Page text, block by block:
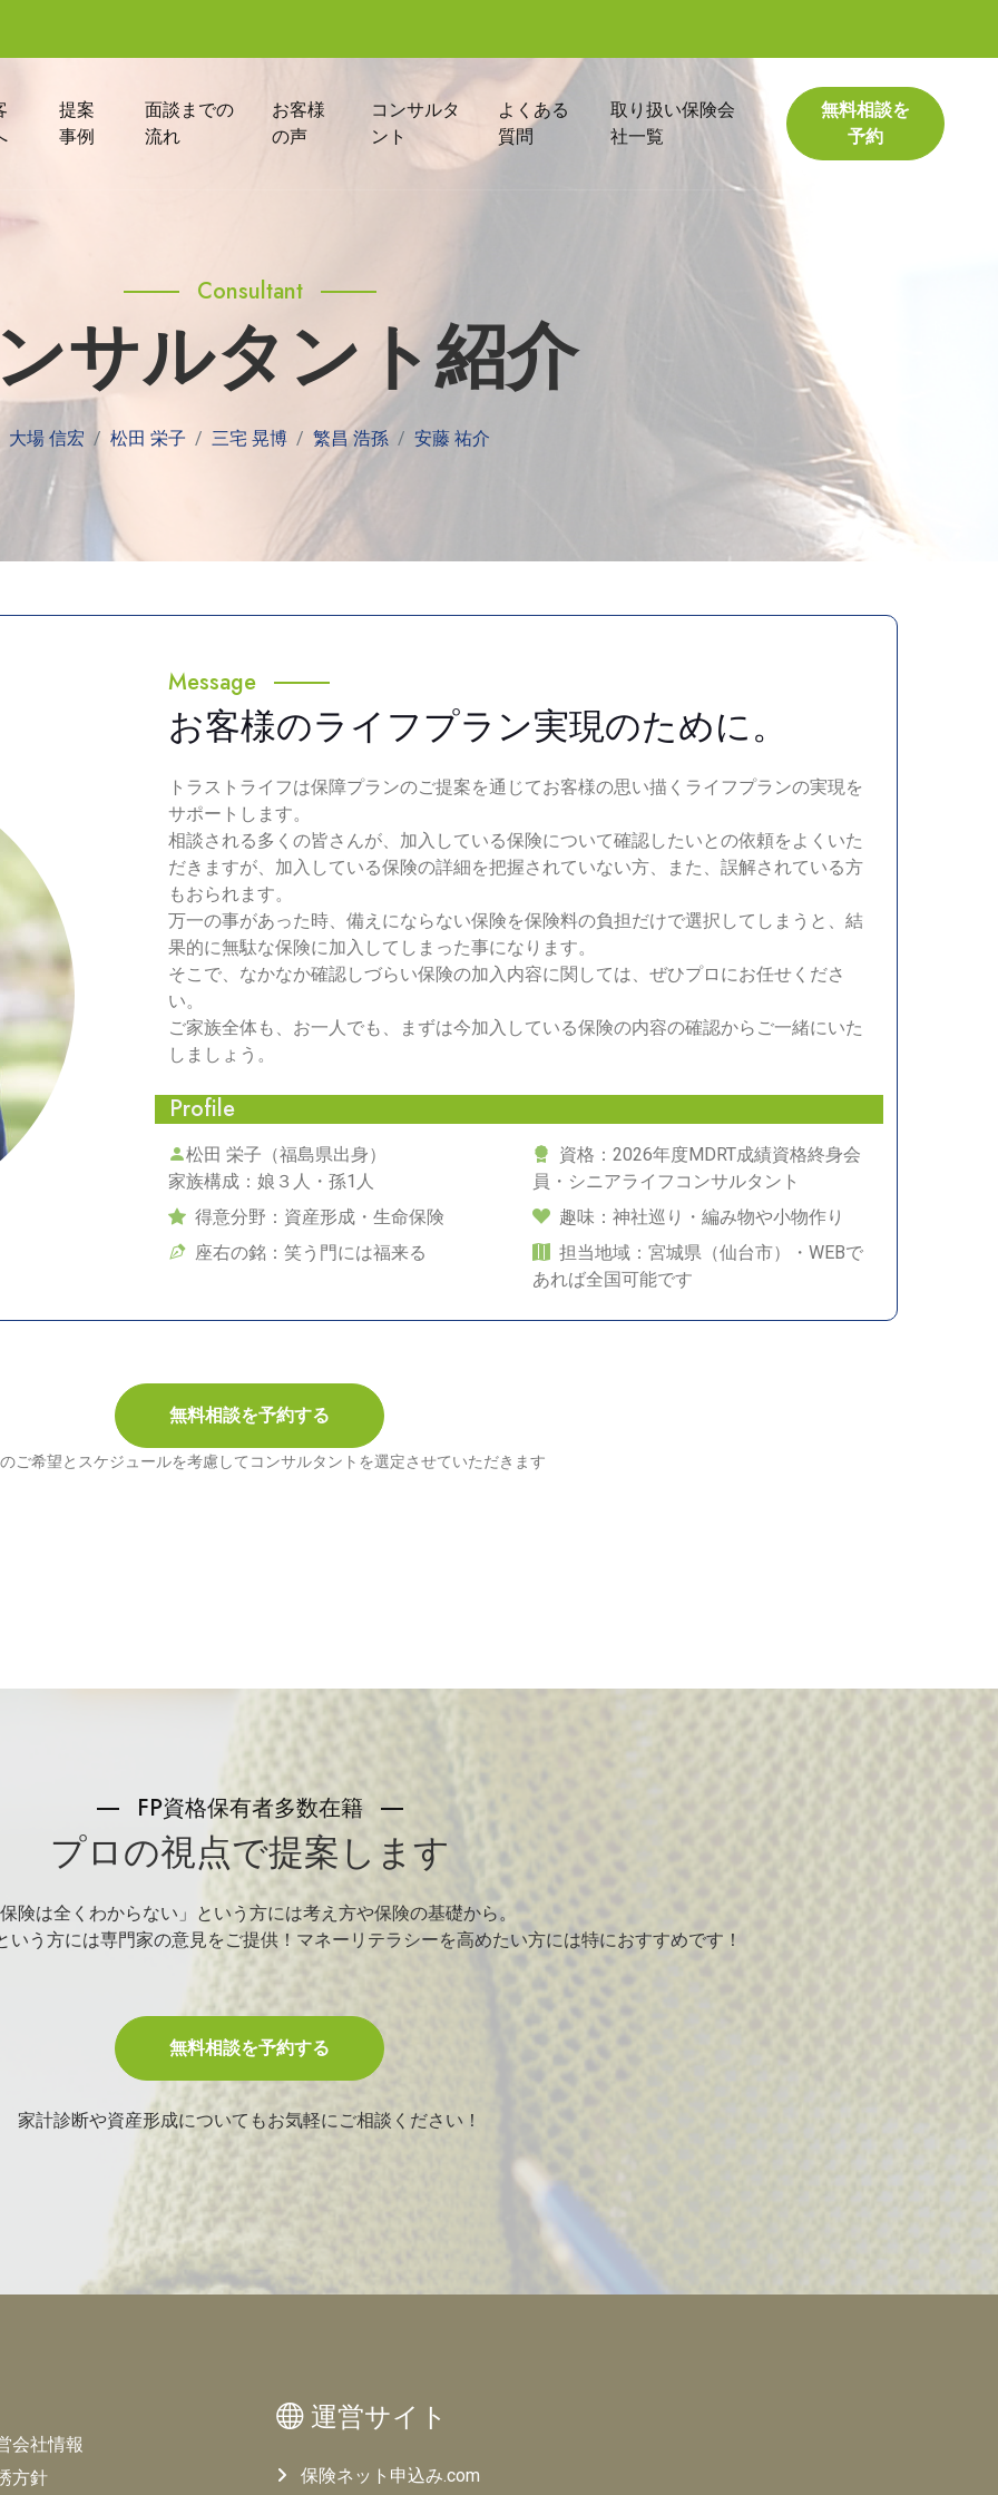
提案
事例
面談までの
流れ
お客様
の声
コンサルタ
ント
よくある
質問
取り扱い保険会
社一覧
無料相談を
予約
Consultant
サルタント紹介
大場 信宏 松田 栄子 三宅 晃博 繁昌 浩孫 安藤 祐介
Message
お客様のライフプラン実現のために。
トラストライフは保障プランのご提案を通じてお客様の思い描くライフプランの実現を
サポートします。
相談される多くの皆さんが、加入している保険について確認したいとの依頼をよくいた
だきますが、加入している保険の詳細を把握されていない方、また、誤解されている方
もおられます。
万一の事があった時、備えにならない保険を保険料の負担だけで選択してしまうと、結
果的に無駄な保険に加入してしまった事になります。
そこで、なかなか確認しづらい保険の加入内容に関しては、ぜひプロにお任せくださ
い。
ご家族全体も、お一人でも、まずは今加入している保険の内容の確認からご一緒にいた
しましょう。
Profile
松田 栄子（福島県出身）
家族構成：娘３人・孫1人
資格：2026年度MDRT成績資格終身会
員・シニアライフコンサルタント
得意分野：資産形成・生命保険
趣味：神社巡り・編み物や小物作り
座右の銘：笑う門には福来る
担当地域：宮城県（仙台市）・WEBで
あれば全国可能です
無料相談を予約する
ご希望とスケジュールを考慮してコンサルタントを選定させていただきます
FP資格保有者多数在籍
プロの視点で提案します
険は全くわからない」という方には考え方や保険の基礎から。
う方には専門家の意見をご提供！マネーリテラシーを高めたい方には特におすすめです！
無料相談を予約する
家計診断や資産形成についてもお気軽にご相談ください！
会社情報
方針
運営サイト
保険ネット申込み.com